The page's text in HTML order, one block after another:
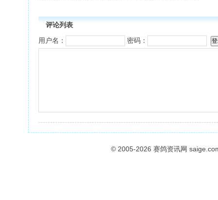
评论列表
用户名： 密码：
© 2005-2026 赛鸽资讯网